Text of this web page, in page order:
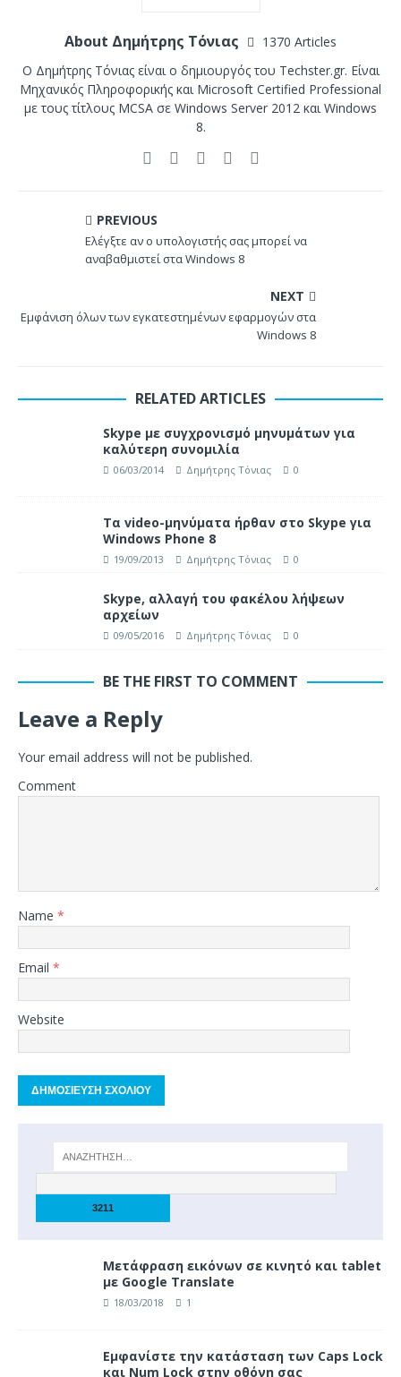
About Δημήτρης Τόνιας
1370 Articles
Ο Δημήτρης Τόνιας είναι ο δημιουργός του Techster.gr. Είναι
Μηχανικός Πληροφορικής και Microsoft Certified Professional
με τους τίτλους MCSA σε Windows Server 2012 και Windows
8.
PREVIOUS
Ελέγξτε αν ο υπολογιστής σας μπορεί να
αναβαθμιστεί στα Windows 8
NEXT
Εμφάνιση όλων των εγκατεστημένων εφαρμογών στα
Windows 8
RELATED ARTICLES
Skype με συγχρονισμό μηνυμάτων για
καλύτερη συνομιλία
06/03/2014 Δημήτρης Τόνιας 0
Τα video-μηνύματα ήρθαν στο Skype για
Windows Phone 8
19/09/2013 Δημήτρης Τόνιας 0
Skype, αλλαγή του φακέλου λήψεων
αρχείων
09/05/2016 Δημήτρης Τόνιας 0
BE THE FIRST TO COMMENT
Leave a Reply
Your email address will not be published.
Comment
Name *
Email *
Website
Μετάφραση εικόνων σε κινητό και tablet
με Google Translate
18/03/2018 1
Eμφανίστε την κατάσταση των Caps Lock
και Num Lock στην οθόνη σας